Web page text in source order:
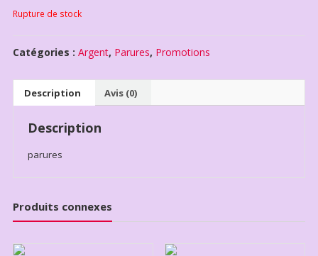
Rupture de stock
Catégories : Argent, Parures, Promotions
Description Avis (0)
Description
parures
Produits connexes